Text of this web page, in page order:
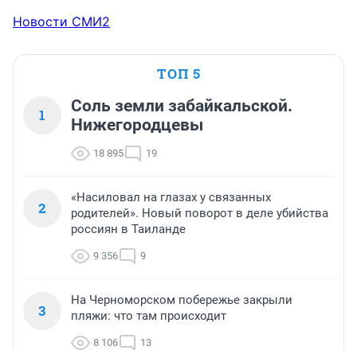
Новости СМИ2
ТОП 5
1
Соль земли забайкальской.
Нижегородцевы
18 895 19
2
«Насиловал на глазах у связанных
родителей». Новый поворот в деле убийства
россиян в Таиланде
9 356 9
3
На Черноморском побережье закрыли
пляжи: что там происходит
8 106 13